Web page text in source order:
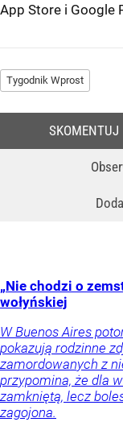
App Store i Google
Tygodnik Wprost
SKOMENTUJ
„Nie chodzi o
wołyńskiej
W Buenos Aires
pokazują rodzinne
zamordowanych z
przypomina, że dla
zamkniętą, lecz
zagojona.